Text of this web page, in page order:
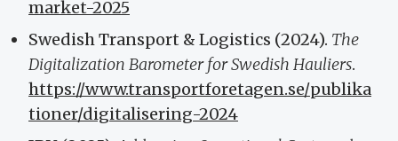
market-2025
Swedish Transport & Logistics (2024). The
Digitalization Barometer for Swedish Hauliers.
https://www.transportforetagen.se/publika
tioner/digitalisering-2024